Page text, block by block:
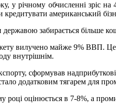
у річному обчисленні
американський
забирається більше
вилучено майже 9%
внутрішнім.
сформував
додатковим тягарем для
оцінюється в 7-8%, а